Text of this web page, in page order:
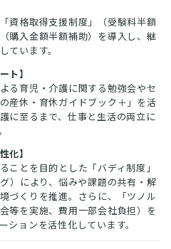
資格取得支援制度」（受験料半額
購入金額半額補助）を導入し、継
ています。
ト】
る育児・介護に関する勉強会やセ
産休・育休ガイドブック＋」を活
に至るまで、仕事と生活の両立に
化】
ことを目的とした「バディ制度」
）により、悩みや課題の共有・解
づくりを推進。さらに、「ツノル
等を実施、費用一部会社負担）を
ョンを活性化しています。